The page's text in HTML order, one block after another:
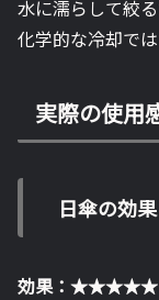
水に濡らして絞
化学的な冷却で
実際の使用
日傘の効
効果：★★★★★